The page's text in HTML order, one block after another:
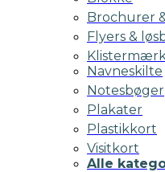
Brochurer
Flyers &
Navneskilte
Notesbøger
Plakater
Plastikkort
Visitkort
Alle